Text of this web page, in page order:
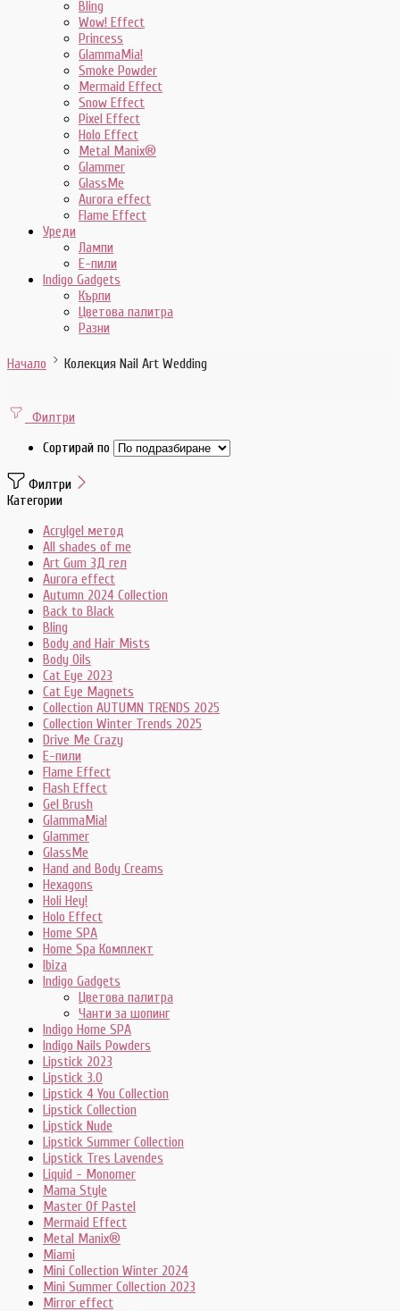
Bling
Wow! Effect
Princess
GlammaMia!
Smoke Powder
Mermaid Effect
Snow Effect
Pixel Effect
Holo Effect
Metal Manix®
Glammer
GlassMe
Aurora effect
Flame Effect
Уреди
Лампи
E-пили
Indigo Gadgets
Кърпи
Цветова палитра
Разни
Начало Колекция Nail Art Wedding
Филтри
Сортирай по
Филтри
Категории
Acrylgel метод
All shades of me
Art Gum 3Д гел
Aurora effect
Autumn 2024 Collection
Back to Black
Bling
Body and Hair Mists
Body Oils
Cat Eye 2023
Cat Eye Magnets
Collection AUTUMN TRENDS 2025
Collection Winter Trends 2025
Drive Me Crazy
E-пили
Flame Effect
Flash Effect
Gel Brush
GlammaMia!
Glammer
GlassMe
Hand and Body Creams
Hexagons
Holi Hey!
Holo Effect
Home SPA
Home Spa Комплект
Ibiza
Indigo Gadgets
Цветова палитра
Чанти за шопинг
Indigo Home SPA
Indigo Nails Powders
Lipstick 2023
Lipstick 3.0
Lipstick 4 You Collection
Lipstick Collection
Lipstick Nude
Lipstick Summer Collection
Lipstick Tres Lavendes
Liquid - Monomer
Mama Style
Master Of Pastel
Mermaid Effect
Metal Manix®
Miami
Mini Collection Winter 2024
Mini Summer Collection 2023
Mirror effect